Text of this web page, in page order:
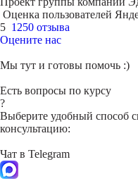
Оценка пользователей
5 1250 отзыва
Оцените нас
Мы тут и готовы помочь :)
Есть вопросы по курсу
?
Выберите удобный способ
консультацию:
Чат в Telegram